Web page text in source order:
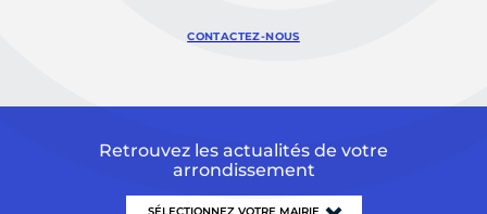
CONTACTEZ-NOUS
Retrouvez les actualités de votre
arrondissement